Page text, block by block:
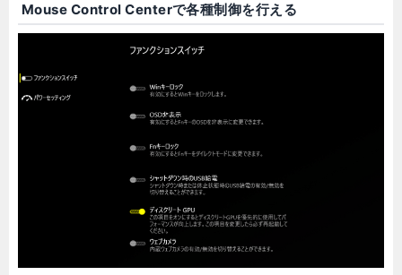
Mouse Control Centerで各種制御を行える